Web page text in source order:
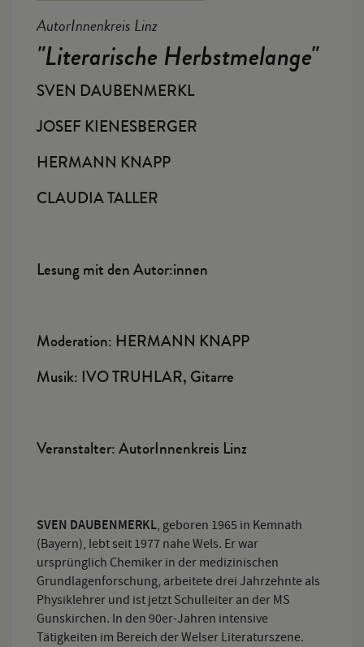
AutorInnenkreis Linz
"Literarische Herbstmelange"
SVEN DAUBENMERKL
JOSEF KIENESBERGER
HERMANN KNAPP
CLAUDIA TALLER
Lesung mit den Autor:innen
Moderation: HERMANN KNAPP
Musik: IVO TRUHLAR, Gitarre
Veranstalter: AutorInnenkreis Linz
SVEN DAUBENMERKL, geboren 1965 in Kemnath
(Bayern), lebt seit 1977 nahe Wels. Er war
ursprünglich Chemiker in der medizinischen
Grundlagenforschung, arbeitete drei Jahrzehnte als
Physiklehrer und ist jetzt Schulleiter an der MS
Gunskirchen. In den 90er-Jahren intensive
Tätigkeiten im Bereich der Welser Literaturszene.